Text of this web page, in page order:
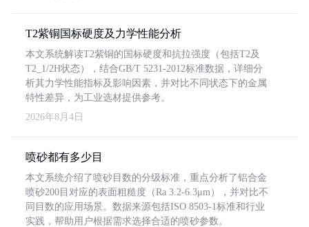
T2紫铜国标硬度及力学性能分析
本文系统解读T2紫铜的国标硬度和抗拉强度（包括T2及
T2_1/2H状态），结合GB/T 5231-2012标准数据，详细分
析其力学性能指标及影响因素，并对比不同状态下的金属
特性差异，为工业选材提供参考。
2026年8月4日
喷砂都有多少目
本文系统介绍了喷砂目数的分级标准，重点分析了铝合金
喷砂200目对应的表面粗糙度（Ra 3.2-6.3μm），并对比不
同目数的应用场景。数据来源包括ISO 8503-1标准和行业
实践，帮助用户根据需求选择合适的喷砂参数。